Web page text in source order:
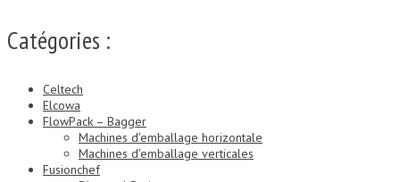
Catégories :
Celtech
Elcowa
FlowPack – Bagger
Machines d'emballage horizontale
Machines d'emballage verticales
Fusionchef